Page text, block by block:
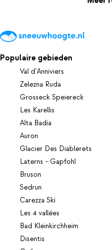
Populaire gebieden
Val d'Anniviers
Zelezna Ruda
Grosseck Speiereck
Les Karellis
Alta Badia
Auron
Glacier Des Diablerets
Laterns - Gapfohl
Bruson
Sedrun
Carezza Ski
Les 4 vallées
Bad Kleinkirchheim
Disentis